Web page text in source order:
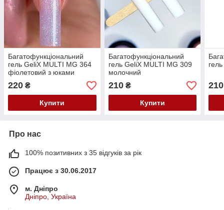
Багатофункціональний
гель GeliX MULTI MG 364
фіолетовий з юками
220 ₴
Купити
Багатофункціональний
гель GeliX MULTI MG 309
молочний
210₴
Купити
210
Про нас
100% позитивних з 35 відгуків за рік
Працює з 30.06.2017
м. Дніпро
Дніпро, Україна